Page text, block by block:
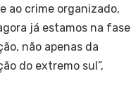
ao crime organizado,
já estamos na fase
não apenas da
do extremo sul”,